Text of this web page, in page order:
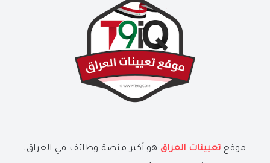
موقع تعيينات العراق هو أكبر منصة وظائف في العراق،